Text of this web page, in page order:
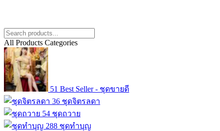
All Products Categories
51 Best Seller - ชุดขายดี
36 ชุดจิตรลดา
54 ชุดถวาย
288 ชุดทำบุญ